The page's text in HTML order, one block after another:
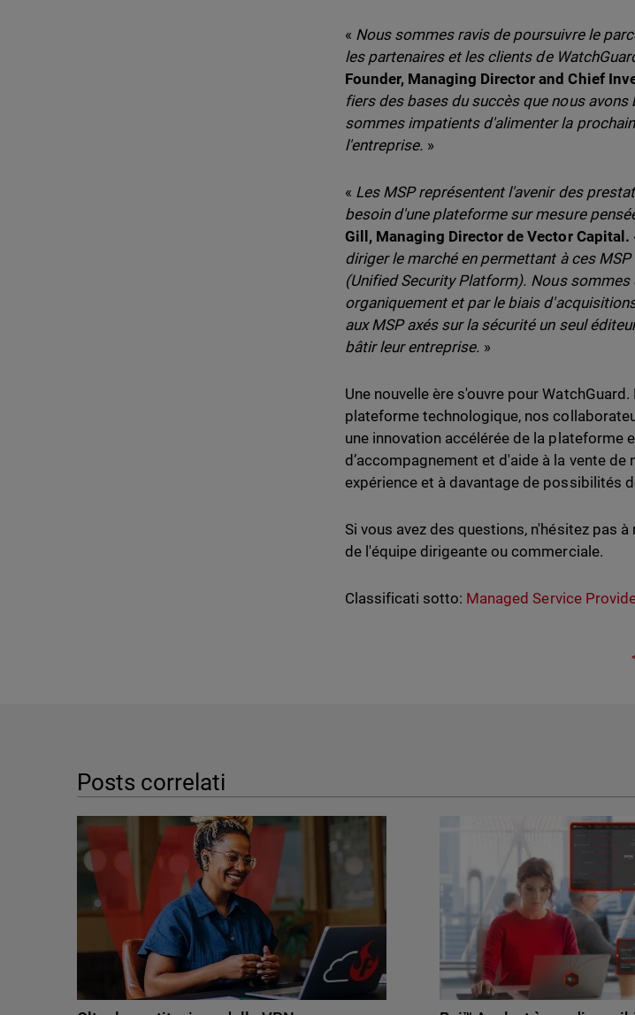
« Nous sommes ravis de poursuivre le
les partenaires et les clients de
Founder, Managing Director and Chief
fiers des bases du succès que nous
sommes impatients d'alimenter la
l'entreprise. »
« Les MSP représentent l'avenir des
besoin d'une plateforme sur mesure
Gill, Managing Director de Vector Capital.
diriger le marché en permettant à ces
(Unified Security Platform). Nous
organiquement et par le biais
aux MSP axés sur la sécurité un seul
bâtir leur entreprise. »
Une nouvelle ère s'ouvre pour
plateforme technologique, nos
une innovation accélérée de la plateforme
d’accompagnement et d'aide à la vente
expérience et à davantage de possibilités
Si vous avez des questions, n'hésitez pas
de l'équipe dirigeante ou commerciale.
Classificati sotto: Managed Service
Posts correlati